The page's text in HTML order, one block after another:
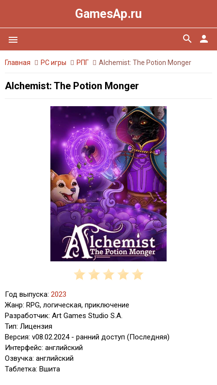
GamesAp.ru
menu person
search
Главная PC игры РПГ Alchemist: The Potion Monger
Alchemist: The Potion Monger
Год выпуска: 2023
Жанр: RPG, логическая, приключение
Разработчик: Art Games Studio S.A.
Тип: Лицензия
Версия: v08.02.2024 - ранний доступ (Последняя)
Интерфейс: английский
Озвучка: английский
Таблетка: Вшита